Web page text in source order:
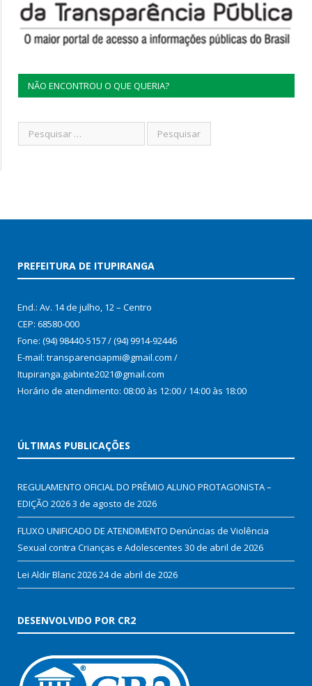
NÃO ENCONTROU O QUE QUERIA?
PREFEITURA DE ITUPIRANGA
End.: Av. 14 de julho, 12 – Centro
CEP: 68580-000
Fone: (94) 98440-5157 / (94) 9914-92446
E-mail: transparenciapmi@gmail.com /
Itupiranga.gabinte2021@gmail.com
Horário de atendimento: 08:00 às 12:00 / 14:00 às 18:00
ÚLTIMAS PUBLICAÇÕES
REGULAMENTO OFICIAL DO PRÊMIO ALUNO PROTAGONISTA –
EDIÇÃO 20263 de agosto de 2026
FLUXO UNIFICADO DE ATENDIMENTO Denúncias de Violência
Sexual contra Crianças e Adolescentes 30 de abril de 2026
Lei Aldir Blanc 202624 de abril de 2026
DESENVOLVIDO POR CR2